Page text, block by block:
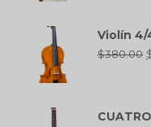
Violín 4/
$380.00